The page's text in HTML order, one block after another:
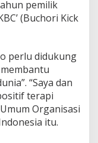
pemilik
(Buchori Kick
perlu didukung
“Saya dan
terapi
Organisasi
itu.